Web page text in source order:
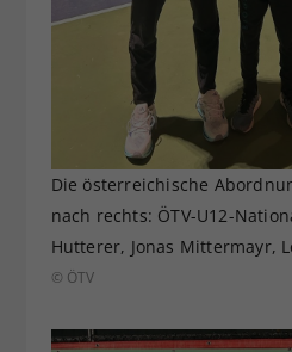
Die österreichische
nach rechts: ÖTV-U12-
Hutterer, Jonas Mittermayr,
© ÖTV